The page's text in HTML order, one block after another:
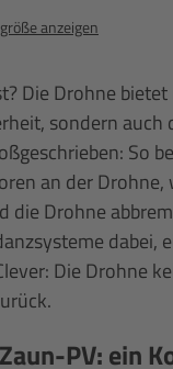
anzeigen
Die Drohne
sondern auch
So
an der
die Drohne
dabei,
Die Drohne
PV: ein